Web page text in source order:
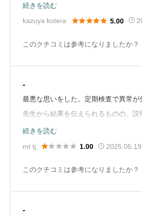
に突然ピントが合わなくなり、特に運
い思いをしました。なので眼科医でち
眼して処方して貰い、近くのパリミキ
ない、つまりデタラメな状態」との説
原因を説明して貰って、全てが腑に落
理学療法士さんは特にコストコが悪い
せんでしたが、私にすれば「くっそー
けていますが、なんの違和感も有りま
少なくとも眼鏡を作る際の検眼と処方
続きを読む
kazuya kotera
 5.00
このクチコミは参考になりましたか？
-
最悪な思いをした。定期検査で異常が
先生から結果を伝えられるものの、説
けで分かりにくい上に早口。患者のこ
ない一方的な話し方。質問をしても「
きたいことも全て聞くことは出来なか
続きを読む
mt tj
 1.00 2025.05.19
このクチコミは参考になりましたか？
-